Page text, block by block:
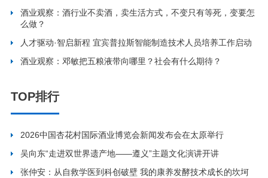
酒业观察：酒行业不卖酒，卖生活方式，不变只有等死，变要怎
么做？
人才驱动·智启新程 宜宾普拉斯智能制造技术人员培养工作启动
酒业观察：邓敏把五粮液带向哪里？社会有什么期待？
TOP排行
2026中国杏花村国际酒业博览会新闻发布会在太原举行
吴向东“走进双世界遗产地——遵义”主题文化演讲开讲
张仲安：从自救学医到科创破壁 我的康养发酵技术成长的坎坷